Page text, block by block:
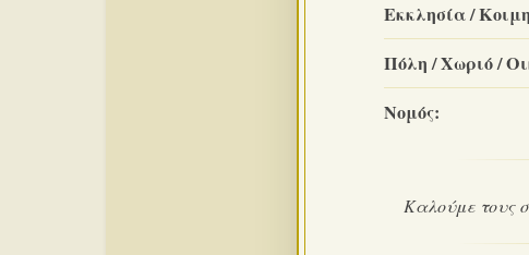
Εκκλησία /
Πόλη / Χωριό /
Νομός:
Καλούμε τους